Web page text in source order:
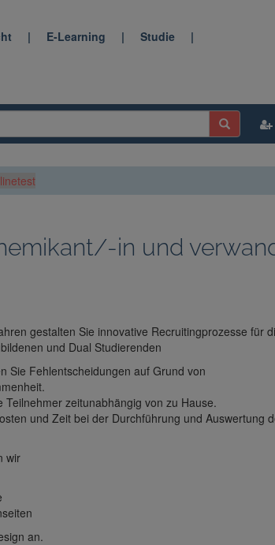
| E-Learning | Studie |
in und
gestalten Sie innovative Recruitingprozesse für
und Dual Studierenden
Sie Fehlentscheidungen auf Grund von
Teilnehmer zeitunabhängig von zu Hause.
und Zeit bei der Durchführung und Auswertung
wir
an.